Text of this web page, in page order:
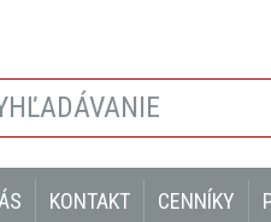
KONTAKT CENNÍKY